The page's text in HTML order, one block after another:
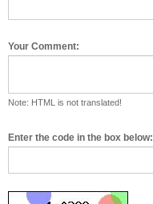
Your Comment:
Note: HTML is not translated!
Enter the code in the box below: